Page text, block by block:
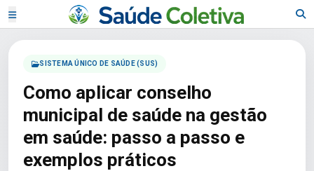
SISTEMA ÚNICO DE SAÚDE (SUS)
Como aplicar conselho
municipal de saúde na gestão
em saúde: passo a passo e
exemplos práticos